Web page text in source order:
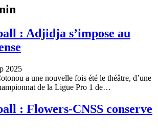
: Adjidja s’impose au
2025
a une nouvelle fois été le théâtre, d’une
de la Ligue Pro 1 de…
: Flowers-CNSS conserve